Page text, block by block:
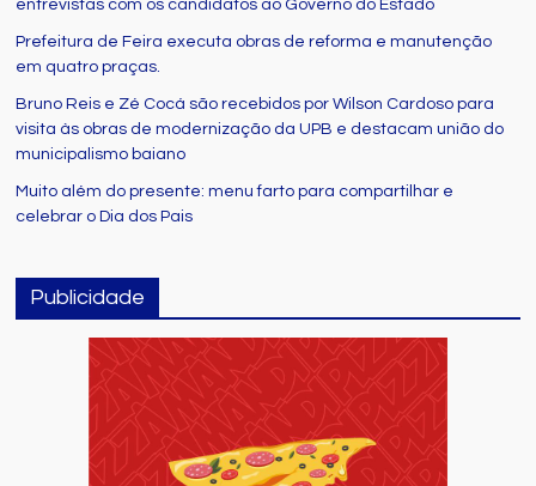
entrevistas com os candidatos ao Governo do Estado
Prefeitura de Feira executa obras de reforma e manutenção
em quatro praças.
Bruno Reis e Zé Cocá são recebidos por Wilson Cardoso para
visita às obras de modernização da UPB e destacam união do
municipalismo baiano
Muito além do presente: menu farto para compartilhar e
celebrar o Dia dos Pais
Publicidade